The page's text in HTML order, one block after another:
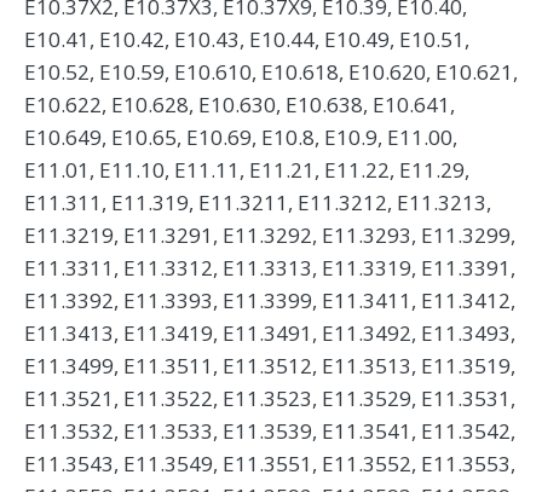
E10.37X2, E10.37X3, E10.37X9, E10.39, E10.40,
E10.41, E10.42, E10.43, E10.44, E10.49, E10.51,
E10.52, E10.59, E10.610, E10.618, E10.620, E10.621,
E10.622, E10.628, E10.630, E10.638, E10.641,
E10.649, E10.65, E10.69, E10.8, E10.9, E11.00,
E11.01, E11.10, E11.11, E11.21, E11.22, E11.29,
E11.311, E11.319, E11.3211, E11.3212, E11.3213,
E11.3219, E11.3291, E11.3292, E11.3293, E11.3299,
E11.3311, E11.3312, E11.3313, E11.3319, E11.3391,
E11.3392, E11.3393, E11.3399, E11.3411, E11.3412,
E11.3413, E11.3419, E11.3491, E11.3492, E11.3493,
E11.3499, E11.3511, E11.3512, E11.3513, E11.3519,
E11.3521, E11.3522, E11.3523, E11.3529, E11.3531,
E11.3532, E11.3533, E11.3539, E11.3541, E11.3542,
E11.3543, E11.3549, E11.3551, E11.3552, E11.3553,